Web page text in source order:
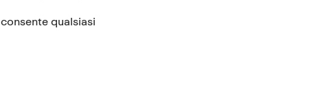
qualsiasi